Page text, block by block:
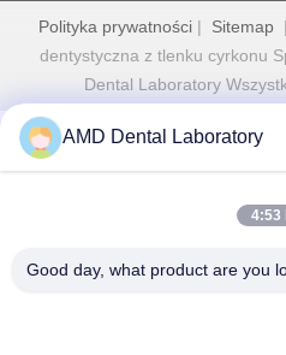
Polityka prywatności| Sitemap|
dentystyczna z tlenku cyrkonu
Dental Laboratory
AMD Dental Laboratory
4:53
Good day, what product are you